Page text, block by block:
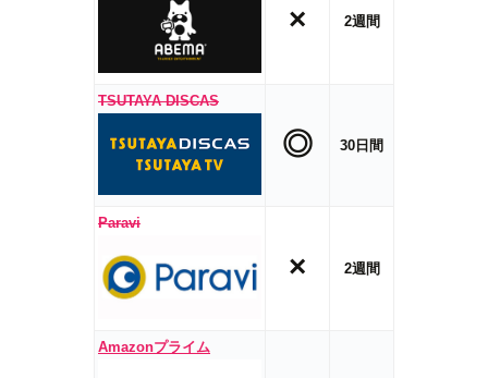
× 2週間
TSUTAYA DISCAS
◎ 30日間
Paravi
× 2週間
Amazonプライム